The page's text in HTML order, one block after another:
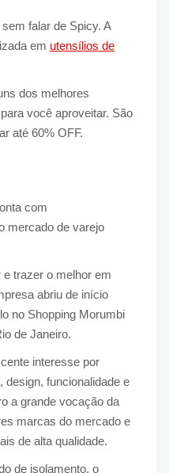
falar de Spicy. A
em utensílios de
dos melhores
você aproveitar. São
até 60% OFF.
com
mercado de varejo
trazer o melhor em
abriu de início
no Shopping Morumbi
de Janeiro.
interesse por
design, funcionalidade e
a grande vocação da
marcas do mercado e
de alta qualidade.
de isolamento, o